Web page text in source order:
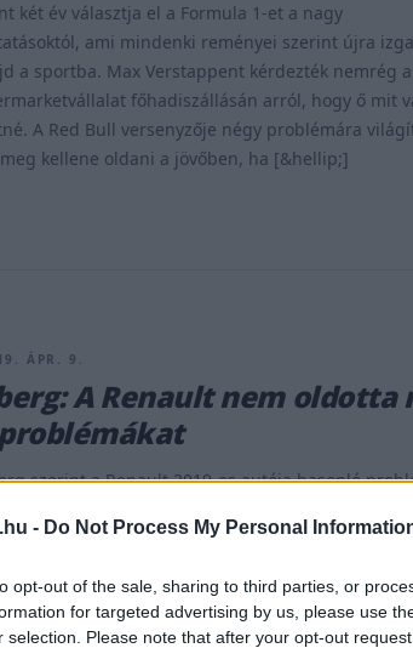
- Do Not Process My Personal
opt-out of the sale, sharing to third parties, or
for targeted advertising by us, please use
selection. Please note that after your opt-out
két év választja el a Formula 1-et a nagy
ami mindenki reményei szerint újra
a sportba. Max Verstappent kérdezték nemrég
főhadiszállásán arról, hogy ő mit
A Red Bull versenyzője négy problémára
kellene oldani a jövőben, ha [&hellip;]
ÁPR. 9.
A Renault nem oldotta
szerint a Renault 2019-es autója hasonló
a világbajnoki cím megszerzése, ennek
után idén azt várták, hogy sikerül közelebb
Red Bull trióhoz, ám az eddigi